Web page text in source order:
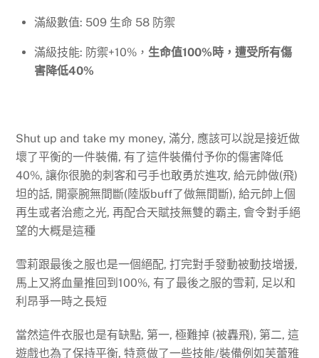
滿級數值: 509 生命 58 防禦
滿級技能: 防禦+10%， 生命值100%時，遭受所有傷
害降低40%
Shut up and take my money, 滿分, 應該可以說是接近做
壞了平衡的一件裝備, 有了這件裝備付予你的傷害降低
40%, 讓你很脆的刺客和弓手也敢勇於進攻, 給元帥做(飛)
坦的話, 開豪腕無間斷(陸版buff了做無間斷), 給元帥上個
再生或者治癒之光, 再配合天賦技無雙的霸主, 會令對手絕
望的大概是這種
雪莉跟最後之服也是一個絕配, 打完對手發動被動技增援,
馬上又將血量推回到100%, 有了最後之服的雪莉, 足以和
利昂爭一時之長短
當然這件衣服也是有缺點, 第一, 極難掉 (被轟飛), 第二, 這
遊戲也為了保持平衡, 特意做了一些技能/裝備例如芙蕾雅